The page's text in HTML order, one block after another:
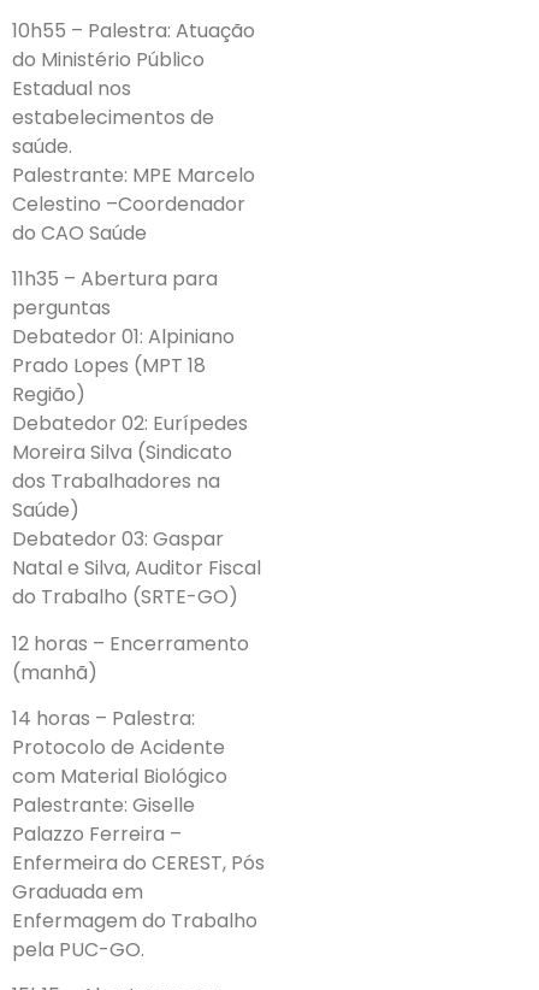
10h55 – Palestra: Atuação
do Ministério Público
Estadual nos
estabelecimentos de
saúde.
Palestrante: MPE Marcelo
Celestino –Coordenador
do CAO Saúde
11h35 – Abertura para
perguntas
Debatedor 01: Alpiniano
Prado Lopes (MPT 18
Região)
Debatedor 02: Eurípedes
Moreira Silva (Sindicato
dos Trabalhadores na
Saúde)
Debatedor 03: Gaspar
Natal e Silva, Auditor Fiscal
do Trabalho (SRTE-GO)
12 horas – Encerramento
(manhã)
14 horas – Palestra:
Protocolo de Acidente
com Material Biológico
Palestrante: Giselle
Palazzo Ferreira –
Enfermeira do CEREST, Pós
Graduada em
Enfermagem do Trabalho
pela PUC-GO.